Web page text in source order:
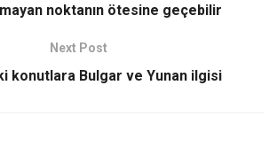
noktanın ötesine geçebilir
Next Post
konutlara Bulgar ve Yunan ilgisi